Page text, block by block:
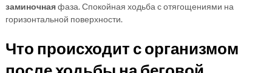
заминочнаяфаза. Спокойная ходьба с отягощениями на
горизонтальной поверхности.
Что происходит с организмом